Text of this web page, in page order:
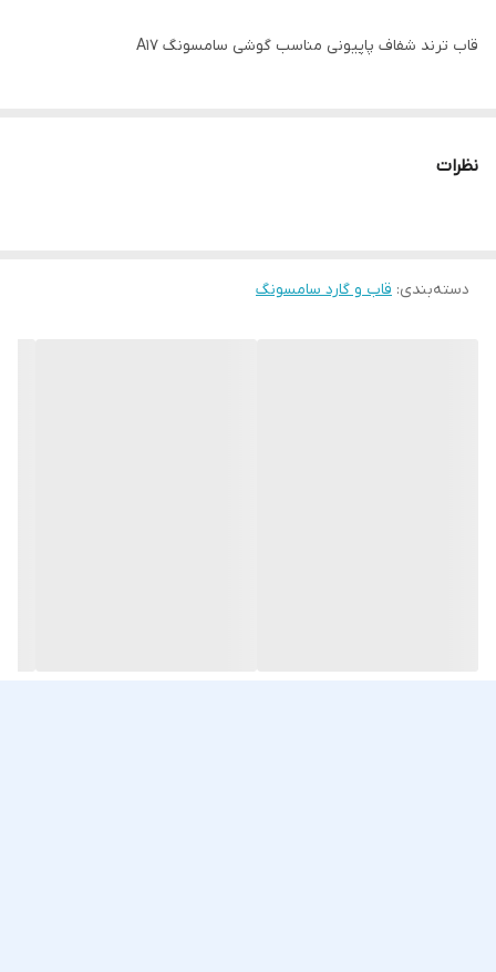
قاب ترند شفاف پاپیونی مناسب گوشی سامسونگ A17
نظرات
دسته‌بندی: قاب و گارد سامسونگ